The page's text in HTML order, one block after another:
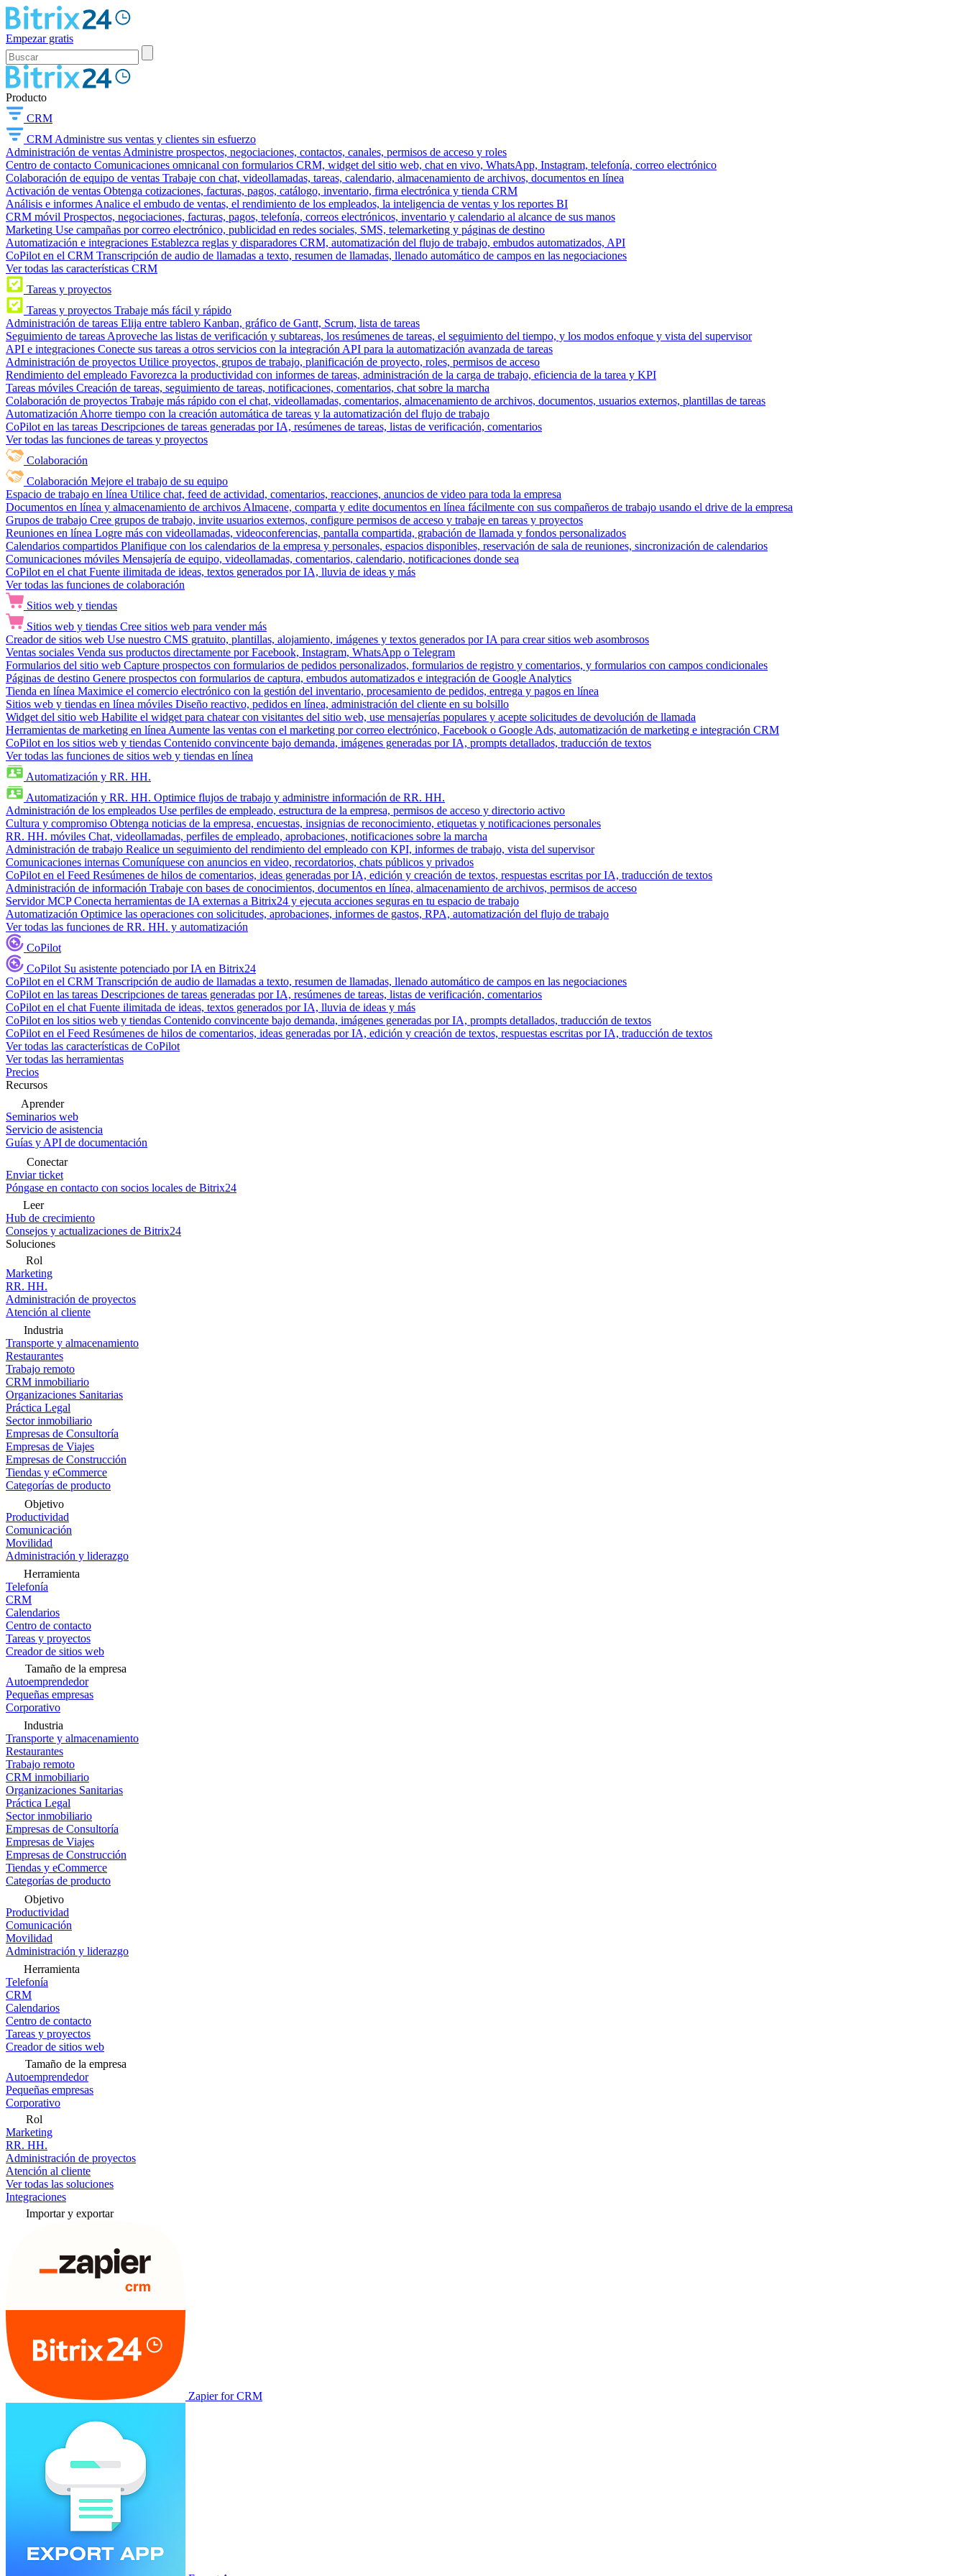
Empezar gratis
Producto
CRM
CRM Administre sus ventas y clientes sin esfuerzo
Administración de ventas Administre prospectos, negociaciones, contactos, canales, permisos de acceso y roles
Centro de contacto Comunicaciones omnicanal con formularios CRM, widget del sitio web, chat en vivo, WhatsApp, Instagram, telefonía, correo electrónico
Colaboración de equipo de ventas Trabaje con chat, videollamadas, tareas, calendario, almacenamiento de archivos, documentos en línea
Activación de ventas Obtenga cotizaciones, facturas, pagos, catálogo, inventario, firma electrónica y tienda CRM
Análisis e informes Analice el embudo de ventas, el rendimiento de los empleados, la inteligencia de ventas y los reportes BI
CRM móvil Prospectos, negociaciones, facturas, pagos, telefonía, correos electrónicos, inventario y calendario al alcance de sus manos
Marketing Use campañas por correo electrónico, publicidad en redes sociales, SMS, telemarketing y páginas de destino
Automatización e integraciones Establezca reglas y disparadores CRM, automatización del flujo de trabajo, embudos automatizados, API
CoPilot en el CRM Transcripción de audio de llamadas a texto, resumen de llamadas, llenado automático de campos en las negociaciones
Ver todas las características CRM
Tareas y proyectos
Tareas y proyectos Trabaje más fácil y rápido
Administración de tareas Elija entre tablero Kanban, gráfico de Gantt, Scrum, lista de tareas
Seguimiento de tareas Aproveche las listas de verificación y subtareas, los resúmenes de tareas, el seguimiento del tiempo, y los modos enfoque y vista del supervisor
API e integraciones Conecte sus tareas a otros servicios con la integración API para la automatización avanzada de tareas
Administración de proyectos Utilice proyectos, grupos de trabajo, planificación de proyecto, roles, permisos de acceso
Rendimiento del empleado Favorezca la productividad con informes de tareas, administración de la carga de trabajo, eficiencia de la tarea y KPI
Tareas móviles Creación de tareas, seguimiento de tareas, notificaciones, comentarios, chat sobre la marcha
Colaboración de proyectos Trabaje más rápido con el chat, videollamadas, comentarios, almacenamiento de archivos, documentos, usuarios externos, plantillas de tareas
Automatización Ahorre tiempo con la creación automática de tareas y la automatización del flujo de trabajo
CoPilot en las tareas Descripciones de tareas generadas por IA, resúmenes de tareas, listas de verificación, comentarios
Ver todas las funciones de tareas y proyectos
Colaboración
Colaboración Mejore el trabajo de su equipo
Espacio de trabajo en línea Utilice chat, feed de actividad, comentarios, reacciones, anuncios de video para toda la empresa
Documentos en línea y almacenamiento de archivos Almacene, comparta y edite documentos en línea fácilmente con sus compañeros de trabajo usando el drive de la empresa
Grupos de trabajo Cree grupos de trabajo, invite usuarios externos, configure permisos de acceso y trabaje en tareas y proyectos
Reuniones en línea Logre más con videollamadas, videoconferencias, pantalla compartida, grabación de llamada y fondos personalizados
Calendarios compartidos Planifique con los calendarios de la empresa y personales, espacios disponibles, reservación de sala de reuniones, sincronización de calendarios
Comunicaciones móviles Mensajería de equipo, videollamadas, comentarios, calendario, notificaciones donde sea
CoPilot en el chat Fuente ilimitada de ideas, textos generados por IA, lluvia de ideas y más
Ver todas las funciones de colaboración
Sitios web y tiendas
Sitios web y tiendas Cree sitios web para vender más
Creador de sitios web Use nuestro CMS gratuito, plantillas, alojamiento, imágenes y textos generados por IA para crear sitios web asombrosos
Ventas sociales Venda sus productos directamente por Facebook, Instagram, WhatsApp o Telegram
Formularios del sitio web Capture prospectos con formularios de pedidos personalizados, formularios de registro y comentarios, y formularios con campos condicionales
Páginas de destino Genere prospectos con formularios de captura, embudos automatizados e integración de Google Analytics
Tienda en línea Maximice el comercio electrónico con la gestión del inventario, procesamiento de pedidos, entrega y pagos en línea
Sitios web y tiendas en línea móviles Diseño reactivo, pedidos en línea, administración del cliente en su bolsillo
Widget del sitio web Habilite el widget para chatear con visitantes del sitio web, use mensajerías populares y acepte solicitudes de devolución de llamada
Herramientas de marketing en línea Aumente las ventas con el marketing por correo electrónico, Facebook o Google Ads, automatización de marketing e integración CRM
CoPilot en los sitios web y tiendas Contenido convincente bajo demanda, imágenes generadas por IA, prompts detallados, traducción de textos
Ver todas las funciones de sitios web y tiendas en línea
Automatización y RR. HH.
Automatización y RR. HH. Optimice flujos de trabajo y administre información de RR. HH.
Administración de los empleados Use perfiles de empleado, estructura de la empresa, permisos de acceso y directorio activo
Cultura y compromiso Obtenga noticias de la empresa, encuestas, insignias de reconocimiento, etiquetas y notificaciones personales
RR. HH. móviles Chat, videollamadas, perfiles de empleado, aprobaciones, notificaciones sobre la marcha
Administración de trabajo Realice un seguimiento del rendimiento del empleado con KPI, informes de trabajo, vista del supervisor
Comunicaciones internas Comuníquese con anuncios en video, recordatorios, chats públicos y privados
CoPilot en el Feed Resúmenes de hilos de comentarios, ideas generadas por IA, edición y creación de textos, respuestas escritas por IA, traducción de textos
Administración de información Trabaje con bases de conocimientos, documentos en línea, almacenamiento de archivos, permisos de acceso
Servidor MCP Conecta herramientas de IA externas a Bitrix24 y ejecuta acciones seguras en tu espacio de trabajo
Automatización Optimice las operaciones con solicitudes, aprobaciones, informes de gastos, RPA, automatización del flujo de trabajo
Ver todas las funciones de RR. HH. y automatización
CoPilot
CoPilot Su asistente potenciado por IA en Bitrix24
CoPilot en el CRM Transcripción de audio de llamadas a texto, resumen de llamadas, llenado automático de campos en las negociaciones
CoPilot en las tareas Descripciones de tareas generadas por IA, resúmenes de tareas, listas de verificación, comentarios
CoPilot en el chat Fuente ilimitada de ideas, textos generados por IA, lluvia de ideas y más
CoPilot en los sitios web y tiendas Contenido convincente bajo demanda, imágenes generadas por IA, prompts detallados, traducción de textos
CoPilot en el Feed Resúmenes de hilos de comentarios, ideas generadas por IA, edición y creación de textos, respuestas escritas por IA, traducción de textos
Ver todas las características de CoPilot
Ver todas las herramientas
Precios
Recursos
Aprender
Seminarios web
Servicio de asistencia
Guías y API de documentación
Conectar
Enviar ticket
Póngase en contacto con socios locales de Bitrix24
Leer
Hub de crecimiento
Consejos y actualizaciones de Bitrix24
Soluciones
Rol
Marketing
RR. HH.
Administración de proyectos
Atención al cliente
Industria
Transporte y almacenamiento
Restaurantes
Trabajo remoto
CRM inmobiliario
Organizaciones Sanitarias
Práctica Legal
Sector inmobiliario
Empresas de Consultoría
Empresas de Viajes
Empresas de Construcción
Tiendas y eCommerce
Categorías de producto
Objetivo
Productividad
Comunicación
Movilidad
Administración y liderazgo
Herramienta
Telefonía
CRM
Calendarios
Centro de contacto
Tareas y proyectos
Creador de sitios web
Tamaño de la empresa
Autoemprendedor
Pequeñas empresas
Corporativo
Industria
Transporte y almacenamiento
Restaurantes
Trabajo remoto
CRM inmobiliario
Organizaciones Sanitarias
Práctica Legal
Sector inmobiliario
Empresas de Consultoría
Empresas de Viajes
Empresas de Construcción
Tiendas y eCommerce
Categorías de producto
Objetivo
Productividad
Comunicación
Movilidad
Administración y liderazgo
Herramienta
Telefonía
CRM
Calendarios
Centro de contacto
Tareas y proyectos
Creador de sitios web
Tamaño de la empresa
Autoemprendedor
Pequeñas empresas
Corporativo
Rol
Marketing
RR. HH.
Administración de proyectos
Atención al cliente
Ver todas las soluciones
Integraciones
Importar y exportar
Zapier for CRM